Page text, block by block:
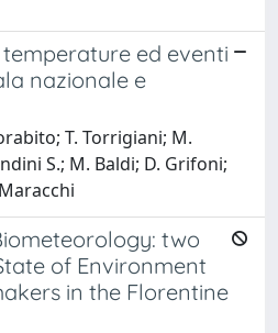
ed eventi
nazionale e
T. Torrigiani; M.
S.; M. Baldi; D. Grifoni;
two
of Environment
in the Florentine